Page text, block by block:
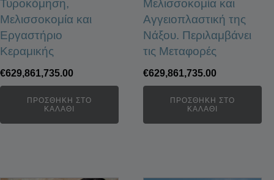
Τυροκόμηση,
Μελισσοκομία και
Εργαστήριο
Κεραμικής
€629,861,735.00
ΠΡΟΣΘΉΚΗ ΣΤΟ
ΚΑΛΆΘΙ
Μελισσοκομία και
Αγγειοπλαστική της
Νάξου. Περιλαμβάνει
τις Μεταφορές
€629,861,735.00
ΠΡΟΣΘΉΚΗ ΣΤΟ
ΚΑΛΆΘΙ